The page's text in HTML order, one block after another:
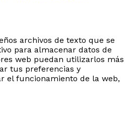
archivos de texto que se
para almacenar datos de
web puedan utilizarlos más
tus preferencias y
el funcionamiento de la web,